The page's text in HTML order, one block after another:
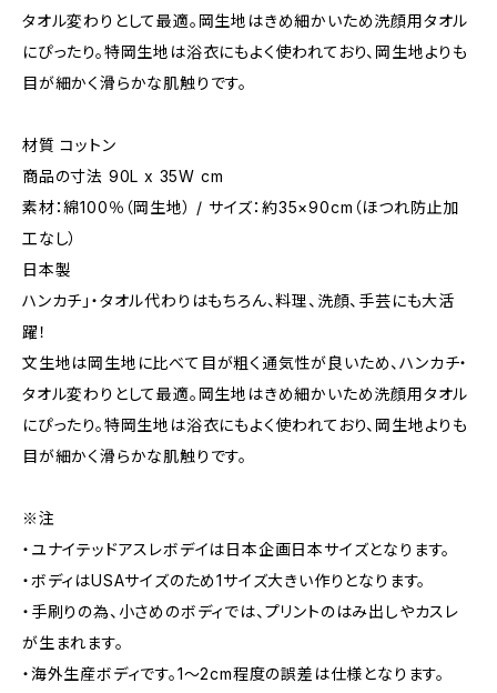
タオル変わりとして最適。岡生地はきめ細かいため洗顔用タオル
にぴったり。特岡生地は浴衣にもよく使われており、岡生地よりも
目が細かく滑らかな肌触りです。
材質 コットン
商品の寸法 90L x 35W cm
素材：綿100％（岡生地） / サイズ：約35×90cm（ほつれ防止加
工なし）
日本製
ハンカチ」・タオル代わりはもちろん、料理、洗顔、手芸にも大活
躍！
文生地は岡生地に比べて目が粗く通気性が良いため、ハンカチ・
タオル変わりとして最適。岡生地はきめ細かいため洗顔用タオル
にぴったり。特岡生地は浴衣にもよく使われており、岡生地よりも
目が細かく滑らかな肌触りです。
※注
・ユナイテッドアスレボデイは日本企画日本サイズとなります。
・ボディはUSAサイズのため1サイズ大きい作りとなります。
・手刷りの為、小さめのボディでは、プリントのはみ出しやカスレ
が生まれます。
・海外生産ボディです。1～2cm程度の誤差は仕様となります。